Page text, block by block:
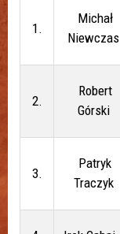
1.
Michał
Niewczas
2.
Robert
Górski
3.
Patryk
Traczyk